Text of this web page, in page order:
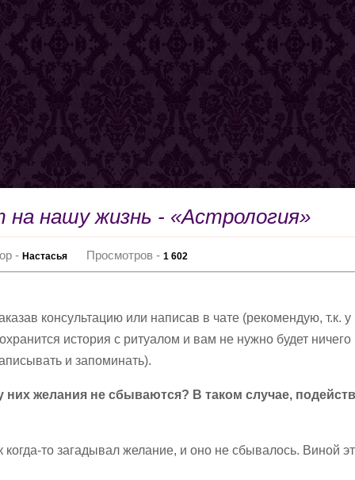
на нашу жизнь - «Астрология»
-Настасья Просмотров -1 602
консультацию или написав в чате (рекомендую, т.к. у
история с ритуалом и вам не нужно будет ничего
и запоминать).
желания не сбываются? В таком случае,
когда-то загадывал желание, и оно не сбывалось. Виной